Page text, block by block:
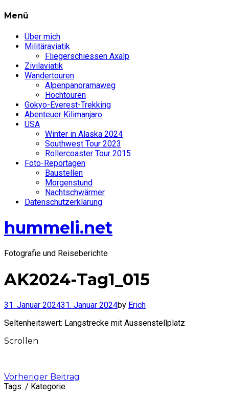
Menü
Über mich
Militäraviatik
Fliegerschiessen Axalp
Zivilaviatik
Wandertouren
Alpenpanoramaweg
Hochtouren
Gokyo-Everest-Trekking
Abenteuer Kilimanjaro
USA
Winter in Alaska 2024
Southwest Tour 2023
Rollercoaster Tour 2015
Foto-Reportagen
Baustellen
Morgenstund
Nachtschwärmer
Datenschutzerklärung
hummeli.net
Fotografie und Reiseberichte
AK2024-Tag1_015
31. Januar 202431. Januar 2024by Erich
Seltenheitswert: Langstrecke mit Aussenstellplatz
Scrollen
Post
navigation
Vorheriger Beitrag
Tags: / Kategorie: